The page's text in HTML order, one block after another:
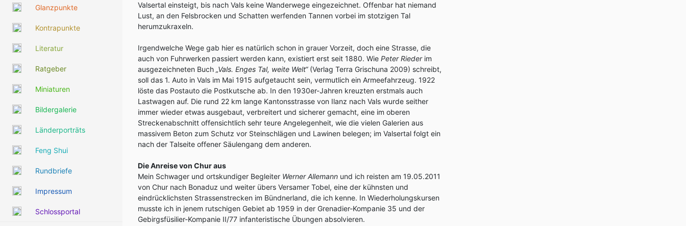
Glanzpunkte
Kontrapunkte
Literatur
Ratgeber
Miniaturen
Bildergalerie
Länderporträts
Feng Shui
Rundbriefe
Impressum
Schlossportal
Valsertal einsteigt, bis nach Vals keine Wanderwege eingezeichnet. Offenbar hat niemand
Lust, an den Felsbrocken und Schatten werfenden Tannen vorbei im stotzigen Tal
herumzukraxeln.
Irgendwelche Wege gab hier es natürlich schon in grauer Vorzeit, doch eine Strasse, die
auch von Fuhrwerken passiert werden kann, existiert erst seit 1880. Wie Peter Riederim
ausgezeichneten Buch „Vals. Enges Tal, weite Welt“ (Verlag Terra Grischuna 2009) schreibt,
soll das 1. Auto in Vals im Mai 1915 aufgetaucht sein, vermutlich ein Armeefahrzeug. 1922
löste das Postauto die Postkutsche ab. In den 1930er-Jahren kreuzten erstmals auch
Lastwagen auf. Die rund 22 km lange Kantonsstrasse von Ilanz nach Vals wurde seither
immer wieder etwas ausgebaut, verbreitert und sicherer gemacht, eine im oberen
Streckenabschnitt offensichtlich sehr teure Angelegenheit, wie die vielen Galerien aus
massivem Beton zum Schutz vor Steinschlägen und Lawinen belegen; im Valsertal folgt ein
nach der Talseite offener Säulengang dem anderen.
Die Anreise von Chur aus
Mein Schwager und ortskundiger Begleiter Werner Allemann und ich reisten am 19.05.2011
von Chur nach Bonaduz und weiter übers Versamer Tobel, eine der kühnsten und
eindrücklichsten Strassenstrecken im Bündnerland, die ich kenne. In Wiederholungskursen
musste ich in jenem rutschigen Gebiet ab 1959 in der Grenadier-Kompanie 35 und der
Gebirgsfüsilier-Kompanie II/77 infanteristische Übungen absolvieren.